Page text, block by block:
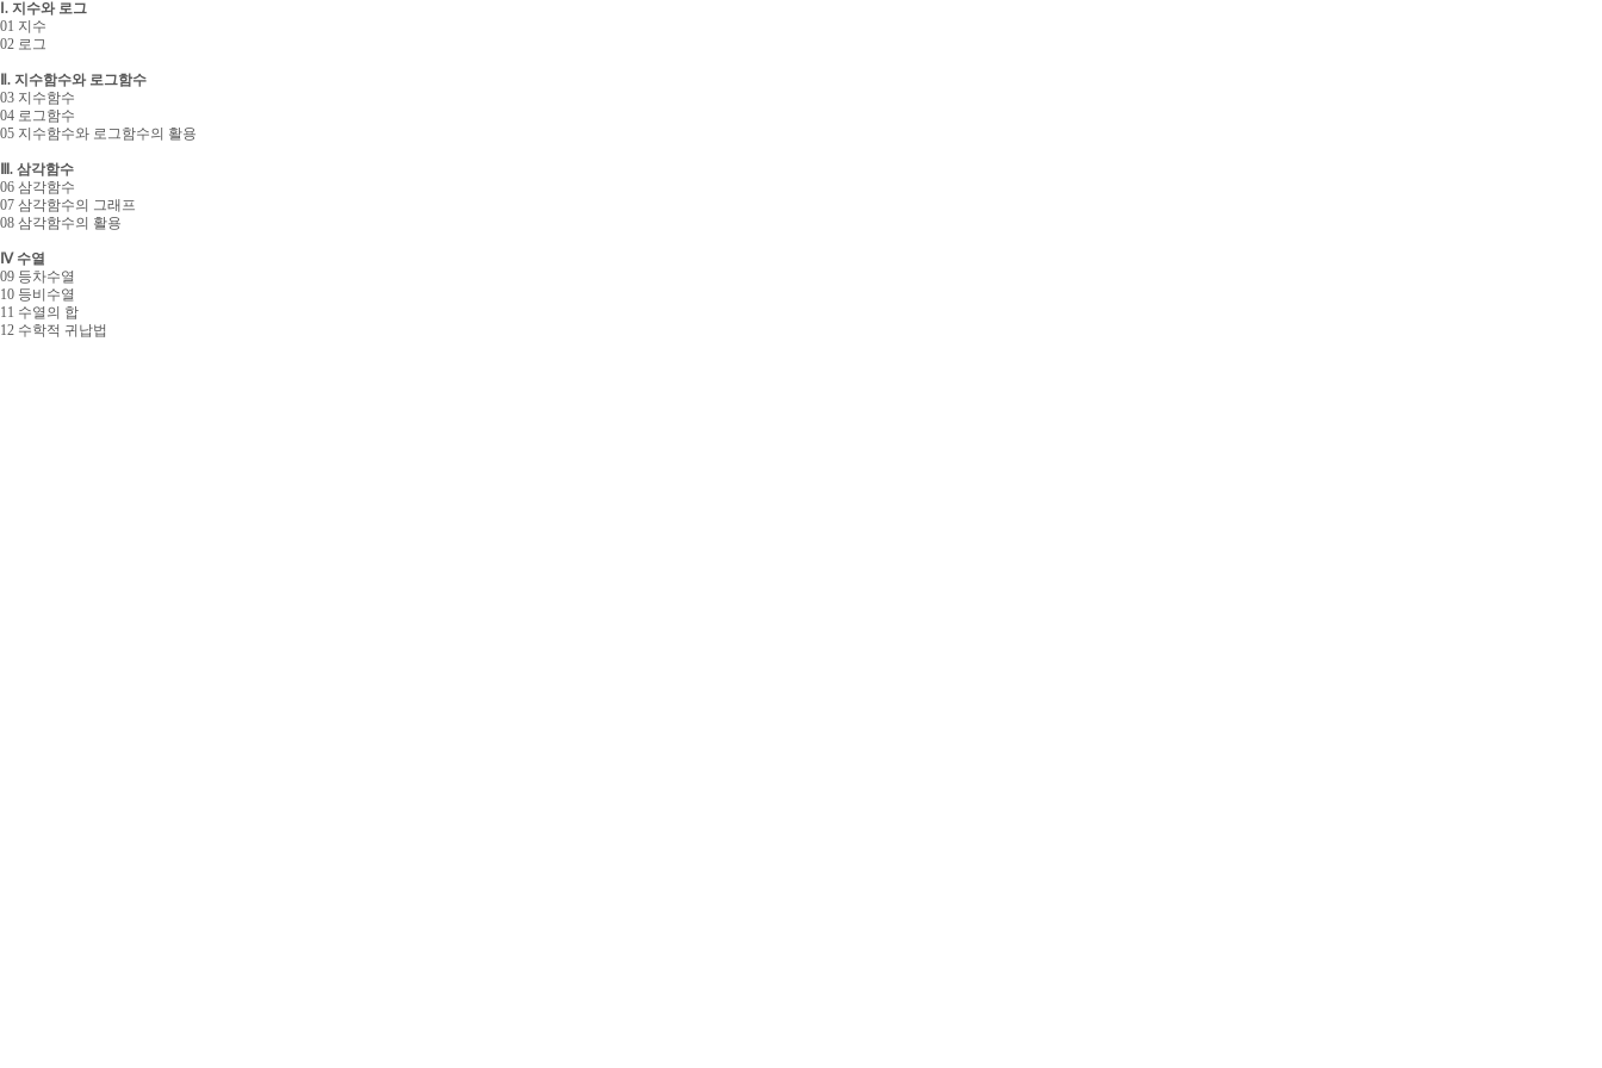
Ⅰ. 지수와 로그
01 지수
02 로그
Ⅱ. 지수함수와 로그함수
03 지수함수
04 로그함수
05 지수함수와 로그함수의 활용
Ⅲ. 삼각함수
06 삼각함수
07 삼각함수의 그래프
08 삼각함수의 활용
Ⅳ 수열
09 등차수열
10 등비수열
11 수열의 합
12 수학적 귀납법